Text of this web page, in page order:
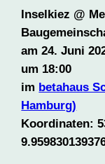
Inselkiez @
am 24. Juni
um 18:00
im betahaus
Hamburg)
Koordinaten: